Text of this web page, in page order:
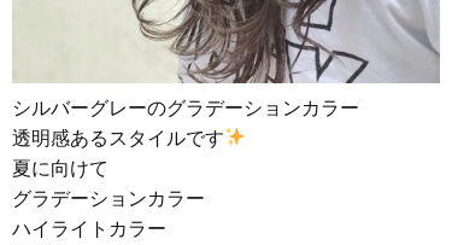
シルバーグレーのグラデーションカラー
透明感あるスタイルです
夏に向けて
グラデーションカラー
ハイライトカラー